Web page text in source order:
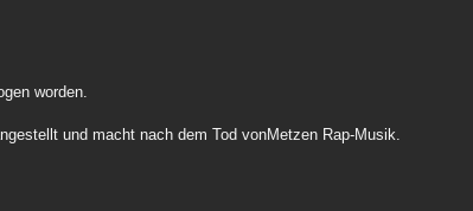
worden.
und macht nach dem Tod vonMetzen Rap-Musik.